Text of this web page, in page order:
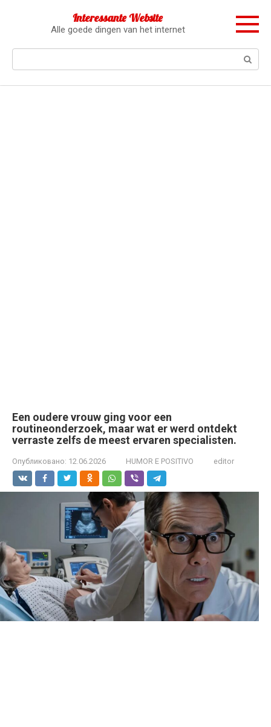
Interessante Website
Alle goede dingen van het internet
Een oudere vrouw ging voor een
routineonderzoek, maar wat er werd ontdekt
verraste zelfs de meest ervaren specialisten.
Опубликовано: 12.06.2026 HUMOR E POSITIVO editor